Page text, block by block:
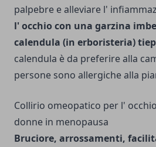
palpebre e alleviare l'
l' occhio con una garzina
calendula (in erboristeria)
calendula è da pre­ferire alla
per­sone sono allergiche alla
Collirio omeopatico per l'
donne in menopausa
Bruciore, arrossamenti,